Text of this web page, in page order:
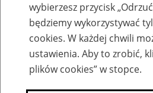
Nazwa zakładu pracy:
SZUKAJ
wybierzesz przycisk
będziemy wykorzystywać
cookies. W każdej chwili
ustawienia. Aby to zrobić,
plików cookies” w stopce.